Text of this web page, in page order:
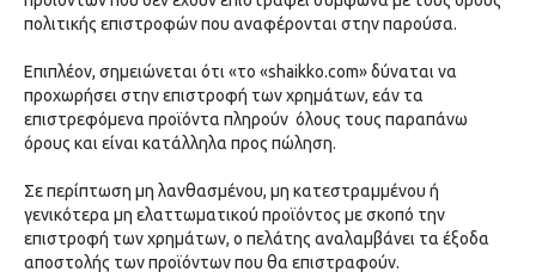
πολιτικής επιστροφών που αναφέρονται στην παρούσα.
Επιπλέον, σημειώνεται ότι «το «shaikko.com» δύναται να
προχωρήσει στην επιστροφή των χρημάτων, εάν τα
επιστρεφόμενα προϊόντα πληρούν όλους τους παραπάνω
όρους και είναι κατάλληλα προς πώληση.
Σε περίπτωση μη λανθασμένου, μη κατεστραμμένου ή
γενικότερα μη ελαττωματικού προϊόντος με σκοπό την
επιστροφή των χρημάτων, ο πελάτης αναλαμβάνει τα έξοδα
αποστολής των προϊόντων που θα επιστραφούν.